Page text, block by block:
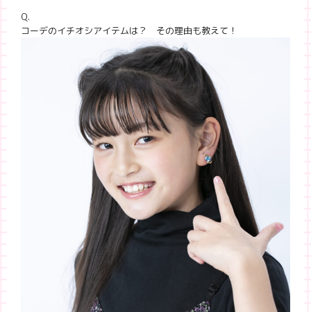
Q.
コーデのイチオシアイテムは？ その理由も教えて！